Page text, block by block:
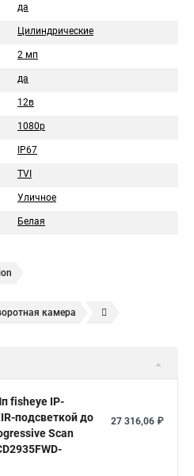
да
Цилиндрические
2 мп
да
12в
1080p
IP67
TVI
Уличное
Белая
камера
уличная ip камера
fisheye IP-
подсветкой до
Scan
27 316,06 ₽